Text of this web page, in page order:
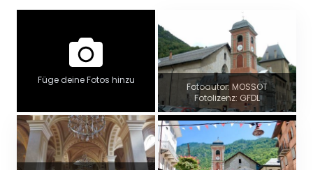
Füge deine Fotos hinzu
Fotoautor: MOSSOT
Fotolizenz: GFDL